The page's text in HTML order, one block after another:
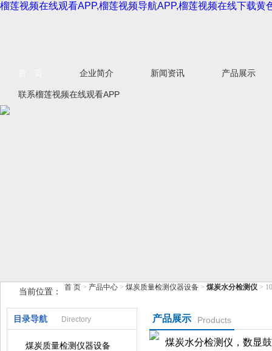
榴莲视频在线观看APP,榴莲视频导航APP,榴莲视频在线下载黄
鹤壁市榴莲视频在线观看APP仪器仪表有限公司
企业简介 新闻资讯 产品展示
联系榴莲视频在线观看APP
当前位置： 首 页 > 产品中心 > 煤炭质量检测仪器设备 > 煤炭水分检测仪 >
目录导航 Directory
煤炭质量检测仪器设备
产品展示 Products
煤炭水分检测仪，数显